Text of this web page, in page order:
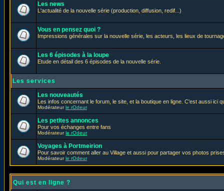
Les news
L'actualité de la nouvelle série (production, diffusion, redif...)
Vous en pensez quoi ?
Impressions générales sur la nouvelle série, les acteurs, les lieux de
Les 6 épisodes à la loupe
Etude en détail des 6 épisodes de la nouvelle série.
Les services
Les nouveautés
Les infos concernant le forum, le site, et la boutique en ligne. C'est aussi ici
Modérateurle rOdeur
Les petites annonces
Pour vos échanges entre fans
Modérateurle rOdeur
Voyages à Portmeirion
Pour savoir comment aller au Village et aussi pour partager vos photos
Modérateurle rOdeur
Qui est en ligne ?